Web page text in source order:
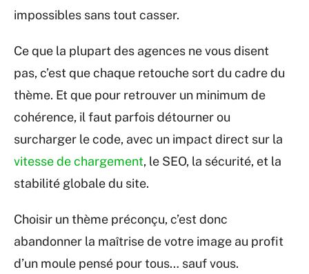
impossibles sans tout casser.
Ce que la plupart des agences ne vous disent
pas, c’est que chaque retouche sort du cadre du
thème. Et que pour retrouver un minimum de
cohérence, il faut parfois détourner ou
surcharger le code, avec un impact direct sur la
vitesse de chargement, le SEO, la sécurité, et la
stabilité globale du site.
Choisir un thème préconçu, c’est donc
abandonner la maîtrise de votre image au profit
d’un moule pensé pour tous… sauf vous.